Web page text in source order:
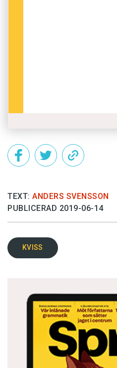
TEXT: ANDERS SVENSSON
PUBLICERAD 2019-06-14
KVISS